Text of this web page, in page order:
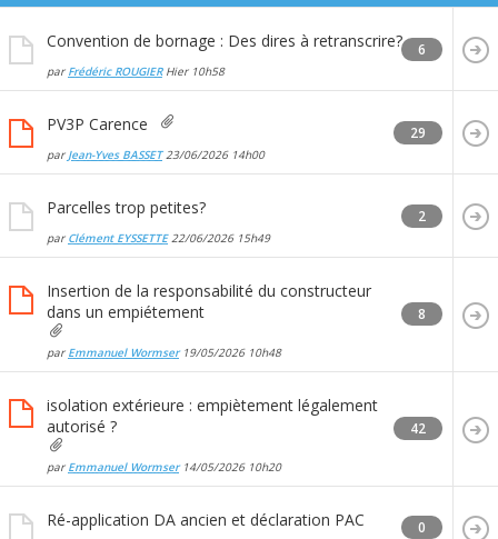
Convention de bornage : Des dires à retranscrire?
par Frédéric ROUGIERHier 10h58
6
PV3P Carence
par Jean-Yves BASSET23/06/2026 14h00
29
Parcelles trop petites?
par Clément EYSSETTE22/06/2026 15h49
2
Insertion de la responsabilité du constructeur
dans un empiétement
par Emmanuel Wormser19/05/2026 10h48
8
isolation extérieure : empiètement légalement
autorisé ?
par Emmanuel Wormser14/05/2026 10h20
42
Ré-application DA ancien et déclaration PAC 0